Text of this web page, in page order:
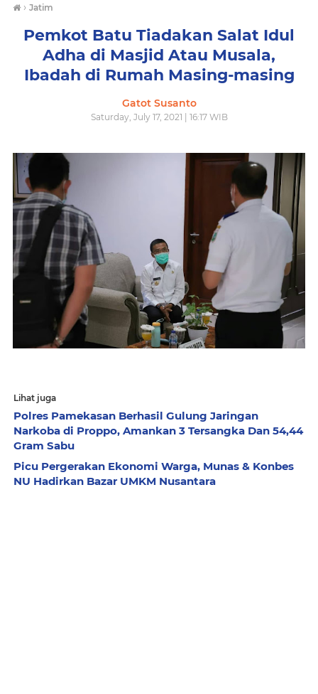
› Jatim
Pemkot Batu Tiadakan Salat Idul
Adha di Masjid Atau Musala,
Ibadah di Rumah Masing-masing
Gatot Susanto
Saturday, July 17, 2021 | 16:17 WIB
Lihat juga
Polres Pamekasan Berhasil Gulung Jaringan
Narkoba di Proppo, Amankan 3 Tersangka Dan 54,44
Gram Sabu
Picu Pergerakan Ekonomi Warga, Munas & Konbes
NU Hadirkan Bazar UMKM Nusantara